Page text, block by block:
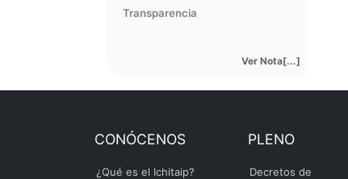
Transparencia
Ver Nota[...]
CONÓCENOS
¿Qué es el Ichitaip?
PLENO
Decretos de